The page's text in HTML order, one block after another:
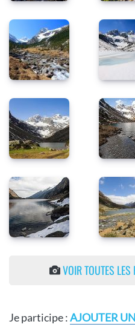
VOIR TOUTES LES
Je participe :AJOUTER